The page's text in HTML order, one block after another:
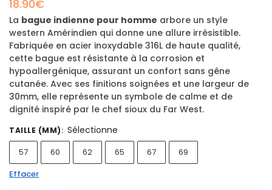
18.90€
La bague indienne pour homme arbore un style
western Amérindien qui donne une allure irrésistible.
Fabriquée en acier inoxydable 316L de haute qualité,
cette bague est résistante à la corrosion et
hypoallergénique, assurant un confort sans gêne
cutanée. Avec ses finitions soignées et une largeur de
30mm, elle représente un symbole de calme et de
dignité inspiré par le chef sioux du Far West.
TAILLE (MM): Sélectionne
57 60 62 65 67
69
Effacer